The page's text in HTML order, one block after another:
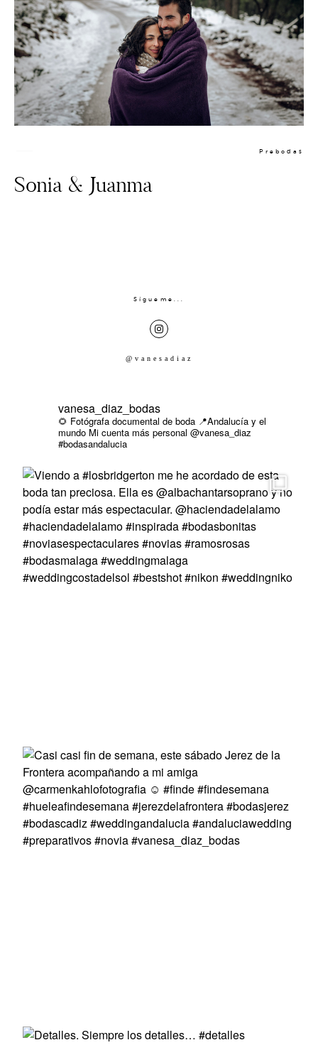
Prebodas
Sonia & Juanma
Sígueme...
@vanesadiaz
vanesa_diaz_bodas
🌻 Fotógrafa documental de boda 📍Andalucía y el
mundo Mi cuenta más personal @vanesa_diaz
#bodasandalucia